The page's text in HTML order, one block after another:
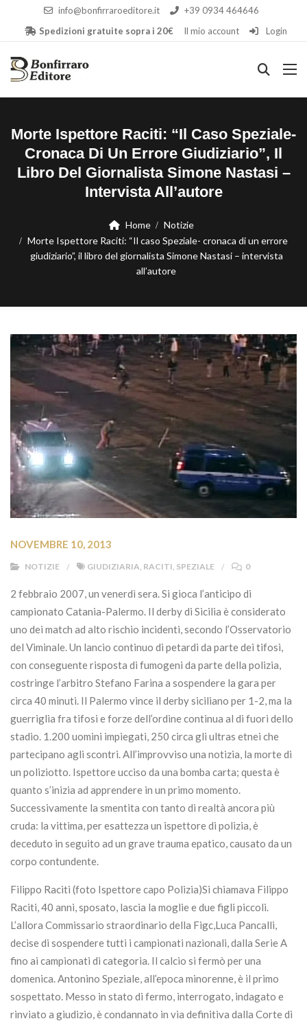
info@bonfirraroeditore.it
+39 0934 464646
Spedizioni gratuite sopra i 20€
Il mio account Login
Morte Ispettore Raciti: “Il Caso Speziale-
Cronaca Di Un Errore Giudiziario”, Il
Libro Del Giornalista Simone Nastasi –
Intervista All’autore
Home
Notizie
Morte Ispettore Raciti: “Il caso Speziale- cronaca di un errore
giudiziario”, il libro del giornalista Simone Nastasi – intervista
all’autore
NOVEMBRE 10, 2013
NOTIZIE GIUDIZIARIA RACITI SPEZIALE 0
2 febbraio 2007, un venerdì sera. Si gioca l’anticipo di
campionato Catania-Palermo. Il derby di Sicilia è considerato
uno dei match ad alto rischio incidenti, secondo l’Osservatorio
del Viminale. Un lancio continuo di petardi da parte dei tifosi,
con conseguente risposta di fumogeni da parte della polizia,
costringe l’arbitro Stefano Farina a sospendere la gara per
circa 40 minuti. Il Palermo vince il derby siciliano per 1-2, ma la
guerriglia fra tifosi e forze dell’ordine continua al di fuori dello
stadio. 1.200 uomini impiegati, 250 circa gli ultras etnei che
partecipano agli scontri. All’improvviso una notizia, la morte di
un poliziotto. Ispettore ucciso da una bomba carta; questa è
quanto s’inizia ad apprendere in un primo momento.
Successivamente la smentita con tanto di realtà ancora più
cruda: la vittima, per esattezza un ispettore di polizia, è
deceduto in seguito ad un grave trauma epatico, causato da un
corpo contundente.
Filippo Raciti (foto Ispettore capo Polizia)Si chiamava Filippo
Raciti, 40 anni, sposato, lascia la moglie e due figli piccoli.
L’allora Commissario straordinario della Figc,Luca Pancalli,
decise di sospendere tutti i campionati nazionali, dalla Serie A
fino ai campionati di categoria. Il calcio si fermò per una
domenica. Antonino Speziale, all’epoca minorenne, è il primo
sospettato. Messo in stato di fermo, interrogato, indagato e
rinviato a giudizio, è condannato in via definitiva dalla Corte di